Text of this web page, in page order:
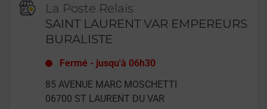
La Poste Relais
SAINT LAURENT VAR EMPEREURS
BURALISTE
Fermé - jusqu'à 06h30
85 AVENUE MARC MOSCHETTI
06700 ST LAURENT DU VAR